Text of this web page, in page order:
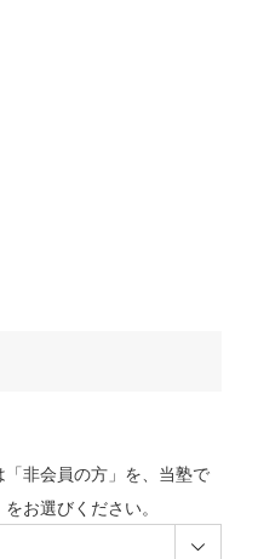
非会員の方」を、当塾で
お選びください。
